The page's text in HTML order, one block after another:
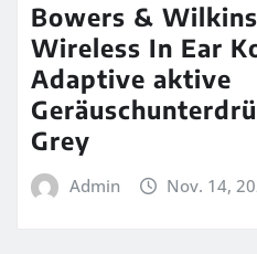
Bowers &
Wireless In Ear
Adaptive aktive
Grey
Admin Nov. 14,